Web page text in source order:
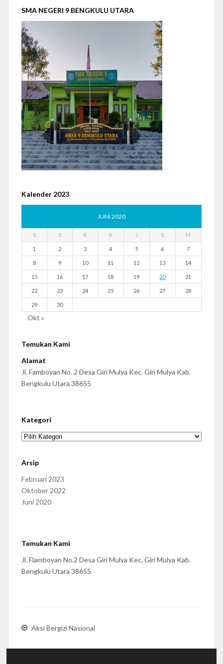
SMA NEGERI 9 BENGKULU UTARA
Kalender 2023
JUNI 2020
S S R K J S M
1 2 3 4 5 6 7
8 9 10 11 12 13 14
15 16 17 18 19 20 21
22 23 24 25 26 27 28
29 30
Okt »
Temukan Kami
Alamat
Jl. Famboyan No. 2 Desa Giri Mulya Kec. Giri Mulya Kab.
Bengkulu Utara 38655
Kategori
Kategori
Arsip
Februari 2023
Oktober 2022
Juni 2020
Temukan Kami
Jl. Flamboyan No.2 Desa Giri Mulya Kec. Giri Mulya Kab.
Bengkulu Utara 38655
Aksi Bergizi Nasional